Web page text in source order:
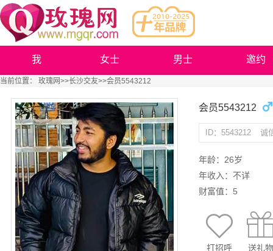
我 女士 男士 邀约
当前位置： 玫瑰网>>长沙交友>>会员5543212
会员5543212
ID：5543212 诚
年龄：26岁
年收入：不详
财富值：5
打招呼 送礼物